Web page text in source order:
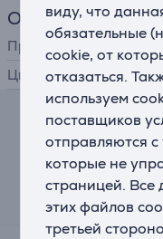
виду, что
обязательные
cookie, от
отказаться.
используем
поставщиков
отправляются
которые не
страницей. Все
этих файлов
третьей
Общий
Производитель
Цвет
Примерный